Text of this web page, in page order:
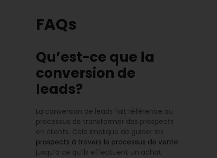
FAQs
Qu’est-ce que la
conversion de
leads?
La conversion de leads fait référence au
processus de transformer des prospects
en clients. Cela implique de guider les
prospects à travers le processus de vente
jusqu’à ce qu’ils effectuent un achat.